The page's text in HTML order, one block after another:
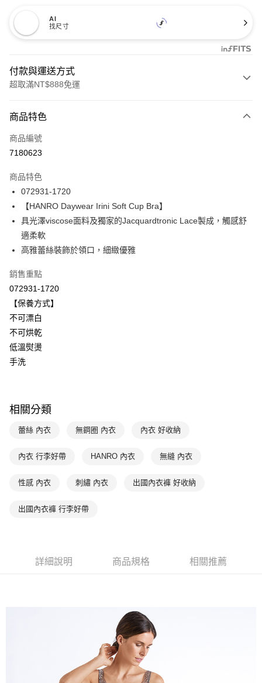
AI
找尺寸
付款與運送方式
超取滿NT$888免運
信用卡一次付款
信用卡分期付款
合作金庫商業銀行
華南商業銀行
上海商業儲蓄銀行
台北富邦商業銀行
國泰世華商業銀行
兆豐國際商業銀行
臺灣中小企業銀行
匯豐（台灣）商業銀行
聯邦商業銀行
元大商業銀行
台新國際商業銀行
台灣樂天信用卡公司
Apple Pay
悠遊付
全盈+PAY
ATM付款
運送方式
付款後全家取貨$888免運-以PackAge+配客嘉循環箱包裝寄出
每筆NT$90，滿NT$888(含以上)免運費
付款後萊爾富取貨
每筆NT$90，滿NT$1,000(含以上)免運費
宅配
商品特色
商品編號
7180623
商品特色
072931-1720
【HANRO Daywear Irini Soft Cup Bra】
具光澤viscose面料及獨家的Jacquardtronic Lace製成，觸感舒
適柔軟
高雅蕾絲裝飾於領口，細緻優雅
銷售重點
072931-1720
【保養方式】
不可漂白
不可烘乾
低溫熨燙
手洗
相關分類
蕾絲 內衣 無鋼圈 內衣 內衣 好收納
內衣 行李好帶 HANRO 內衣 無縫 內衣
性感 內衣 刺繡 內衣 出國內衣褲 好收納
出國內衣褲 行李好帶
詳細說明 商品規格 相關推薦